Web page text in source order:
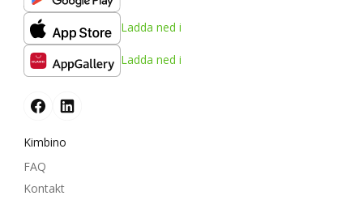
Ladda ned i
Ladda ned i
Kimbino
FAQ
Kontakt